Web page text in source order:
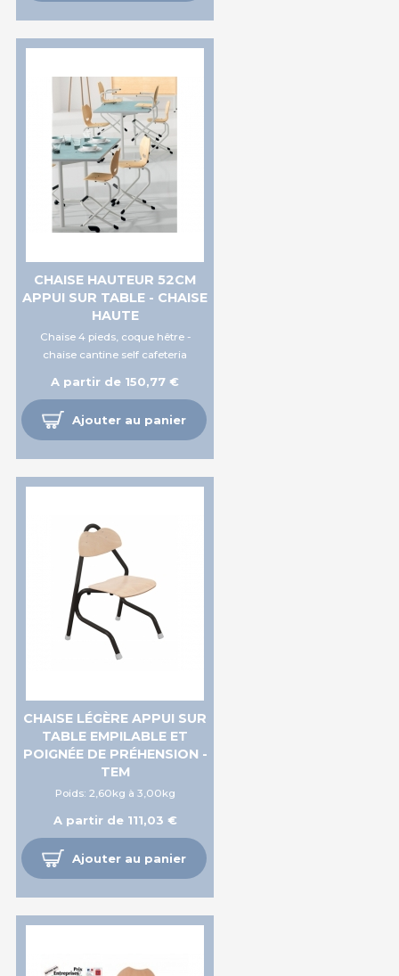
CHAISE HAUTEUR 52CM
APPUI SUR TABLE - CHAISE
HAUTE
Chaise 4 pieds, coque hêtre -
chaise cantine self cafeteria
A partir de 150,77 €
Ajouter au panier
CHAISE LÉGÈRE APPUI SUR
TABLE EMPILABLE ET
POIGNÉE DE PRÉHENSION -
TEM
Poids: 2,60kg à 3,00kg
A partir de 111,03 €
Ajouter au panier